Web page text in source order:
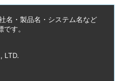
名・製品名・システム名など
す。
LTD.